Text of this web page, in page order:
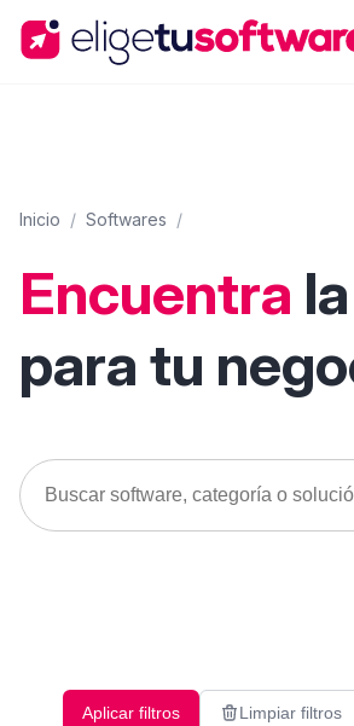
Inicio / Softwares /
Encuentra
para tu
Aplicar filtros Limpiar filtros